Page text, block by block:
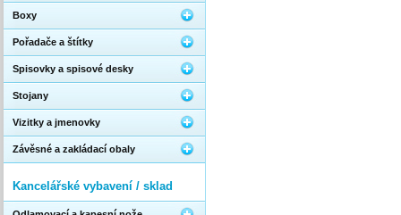
Boxy
Pořadače a štítky
Spisovky a spisové desky
Stojany
Vizitky a jmenovky
Závěsné a zakládací obaly
Kancelářské vybavení / sklad